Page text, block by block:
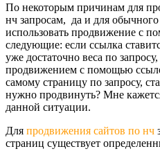
По некоторым причинам для
нч запросам, да и для
использовать продвижение с
следующие: если ссылка
уже достаточно веса по
продвижением с помощью
самому страницу по запросу,
нужно продвинуть? Мне
данной ситуации.
Для продвижения сайтов по нч
страниц существует